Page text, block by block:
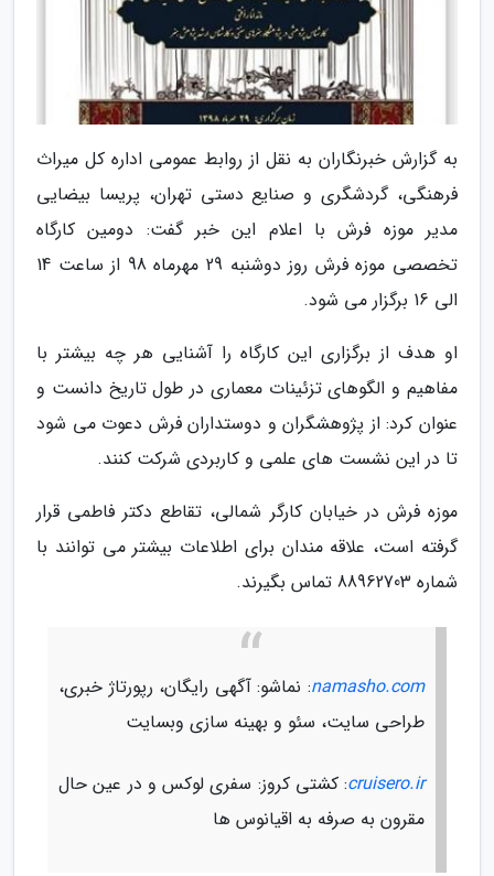
به گزارش خبرنگاران به نقل از روابط عمومی اداره کل میراث
فرهنگی، گردشگری و صنایع دستی تهران، پریسا بیضایی
مدیر موزه فرش با اعلام این خبر گفت: دومین کارگاه
تخصصی موزه فرش روز دوشنبه 29 مهرماه 98 از ساعت 14
الی 16 برگزار می شود.
او هدف از برگزاری این کارگاه را آشنایی هر چه بیشتر با
مفاهیم و الگوهای تزئینات معماری در طول تاریخ دانست و
عنوان کرد: از پژوهشگران و دوستداران فرش دعوت می شود
تا در این نشست های علمی و کاربردی شرکت کنند.
موزه فرش در خیابان کارگر شمالی، تقاطع دکتر فاطمی قرار
گرفته است، علاقه مندان برای اطلاعات بیشتر می توانند با
شماره 88962703 تماس بگیرند.
namasho.com: نماشو: آگهی رایگان، رپورتاژ خبری،
طراحی سایت، سئو و بهینه سازی وبسایت
cruisero.ir: کشتی کروز: سفری لوکس و در عین حال
مقرون به صرفه به اقیانوس ها